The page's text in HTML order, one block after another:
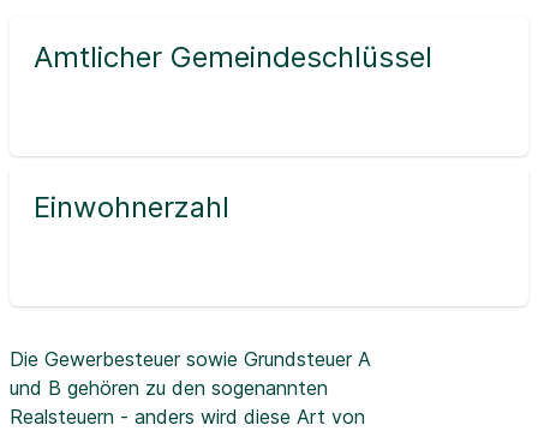
Amtlicher Gemeindeschlüssel
Einwohnerzahl
Die Gewerbesteuer sowie Grundsteuer A
und B gehören zu den sogenannten
Realsteuern - anders wird diese Art von